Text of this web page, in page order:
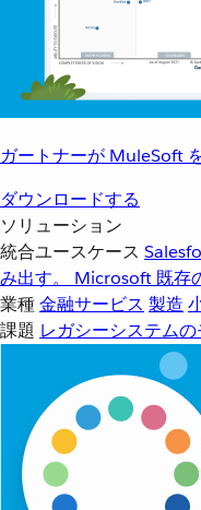
ガートナーが MuleSoft
ダウンロードする
ソリューション
統合ユースケース
み出す。
Microsoft 既存
業種金融サービス 製造
課題 レガシーシステム